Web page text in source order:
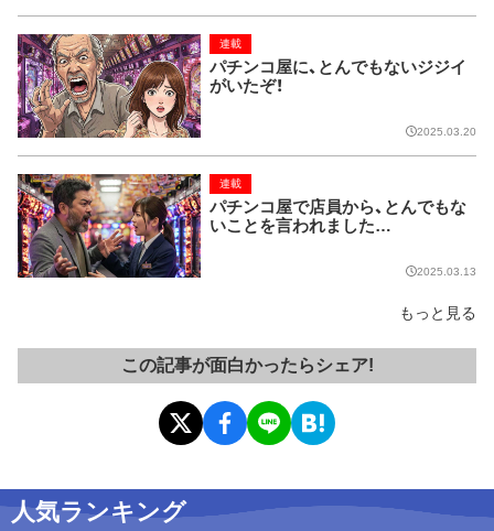
パチンコ屋に、とんでもないジジイ
がいたぞ！
連載
2025.03.20
パチンコ屋で店員から、とんでもな
いことを言われました…
連載
2025.03.13
もっと見る
この記事が面白かったらシェア!
人気ランキング